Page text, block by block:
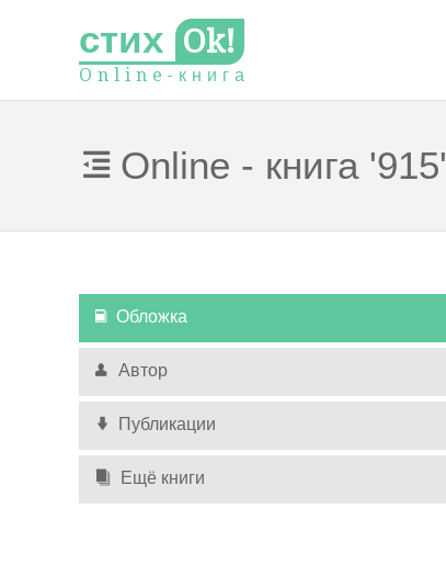
стих Ok!
O n l i n e - к н и г а
Online - книга '915'
Обложка
Автор
Публикации
Ещё книги